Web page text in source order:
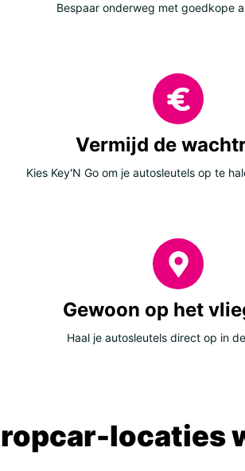
Bespaar onderweg met goedkope
Vermijd de
Kies Key'N Go om je autosleutels op te
Gewoon op het
Haal je autosleutels direct op in
locaties